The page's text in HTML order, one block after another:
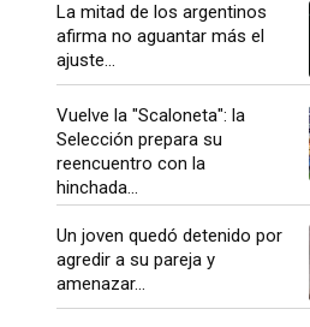
La mitad de los argentinos
afirma no aguantar más el
ajuste...
Vuelve la "Scaloneta": la
Selección prepara su
reencuentro con la
hinchada...
Un joven quedó detenido por
agredir a su pareja y
amenazar...